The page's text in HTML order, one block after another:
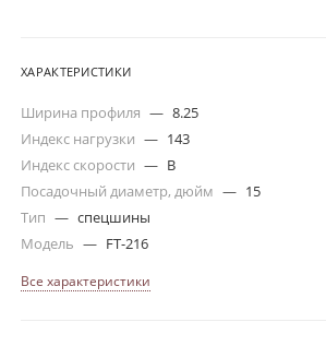
ХАРАКТЕРИСТИКИ
Ширина профиля — 8.25
Индекс нагрузки — 143
Индекс скорости — B
Посадочный диаметр, дюйм — 15
Тип — спецшины
Модель — FT-216
Все характеристики